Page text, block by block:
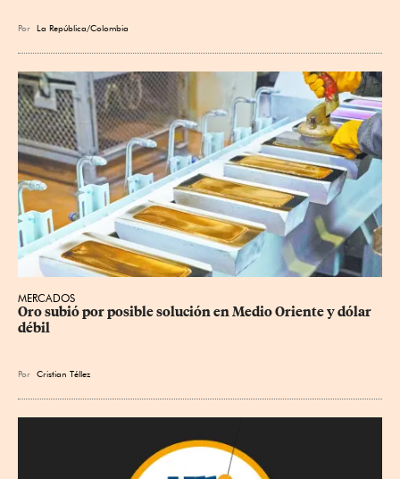
Por La República/Colombia
MERCADOS
Oro subió por posible solución en Medio Oriente y dólar
débil
Por Cristian Téllez